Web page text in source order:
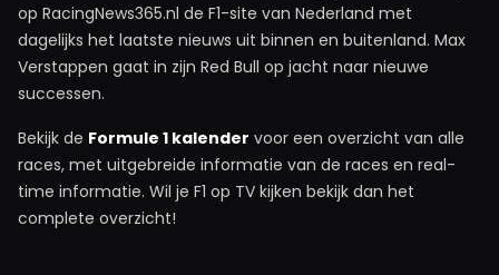
op RacingNews365.nl de F1-site van Nederland met
dagelijks het laatste nieuws uit binnen en buitenland. Max
Verstappen gaat in zijn Red Bull op jacht naar nieuwe
successen.
Bekijk de Formule 1 kalender voor een overzicht van alle
races, met uitgebreide informatie van de races en real-
time informatie. Wil je F1 op TV kijken bekijk dan het
complete overzicht!